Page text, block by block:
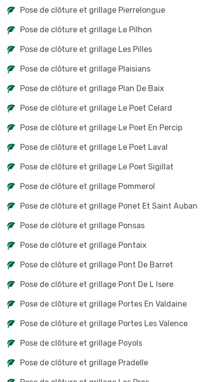
Pose de clôture et grillage Pierrelongue
Pose de clôture et grillage Le Pilhon
Pose de clôture et grillage Les Pilles
Pose de clôture et grillage Plaisians
Pose de clôture et grillage Plan De Baix
Pose de clôture et grillage Le Poet Celard
Pose de clôture et grillage Le Poet En Percip
Pose de clôture et grillage Le Poet Laval
Pose de clôture et grillage Le Poet Sigillat
Pose de clôture et grillage Pommerol
Pose de clôture et grillage Ponet Et Saint Auban
Pose de clôture et grillage Ponsas
Pose de clôture et grillage Pontaix
Pose de clôture et grillage Pont De Barret
Pose de clôture et grillage Pont De L Isere
Pose de clôture et grillage Portes En Valdaine
Pose de clôture et grillage Portes Les Valence
Pose de clôture et grillage Poyols
Pose de clôture et grillage Pradelle